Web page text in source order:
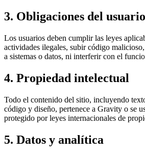
3. Obligaciones del usuario
Los usuarios deben cumplir las leyes
actividades ilegales, subir código
a sistemas o datos, ni interferir con el
4. Propiedad intelectual
Todo el contenido del sitio, incluyendo
código y diseño, pertenece a Gravity o se
protegido por leyes internacionales de
5. Datos y analítica